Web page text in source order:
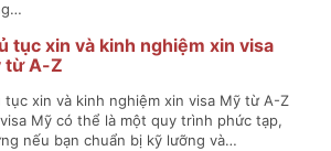
tục xin và kinh nghiệm xin visa
từ A-Z
tục xin và kinh nghiệm xin visa Mỹ từ A-Z
Mỹ có thể là một quy trình phức tạp,
nếu bạn chuẩn bị kỹ lưỡng và…